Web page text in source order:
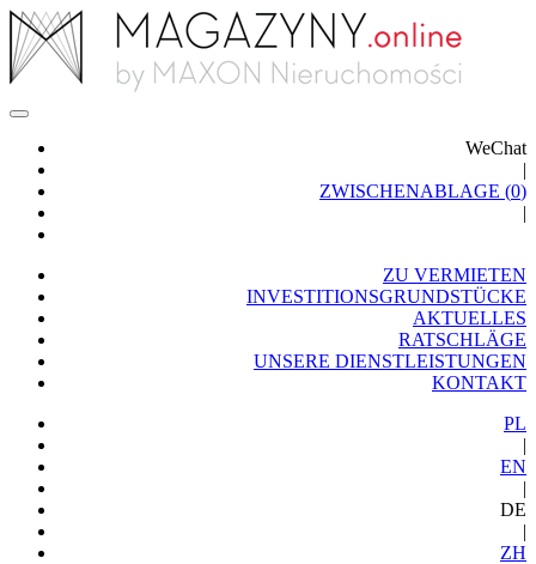
WeChat
|
ZWISCHENABLAGE (0)
|
ZU VERMIETEN
INVESTITIONSGRUNDSTÜCKE
AKTUELLES
RATSCHLÄGE
UNSERE DIENSTLEISTUNGEN
KONTAKT
PL
|
EN
|
DE
|
ZH